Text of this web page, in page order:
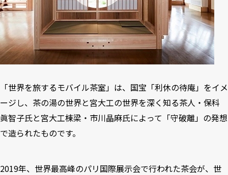
「世界を旅するモバイル茶室」は、国宝「利休の待庵」をイメ
ージし、茶の湯の世界と宮大工の世界を深く知る茶人・保科
眞智子氏と宮大工棟梁・市川晶麻氏によって「守破離」の発想
で造られたものです。
2019年、世界最高峰のパリ国際展示会で行われた茶会が、世